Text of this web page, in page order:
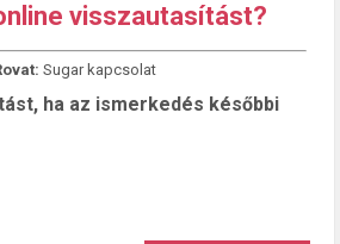
visszautasítást?
Sugar kapcsolat
ha az ismerkedés későbbi